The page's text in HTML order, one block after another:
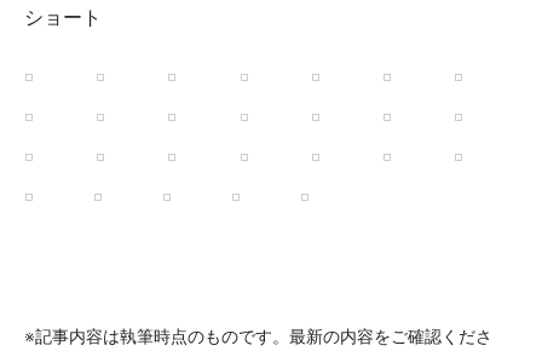
ショート
※記事内容は執筆時点のものです。最新の内容をご確認くださ